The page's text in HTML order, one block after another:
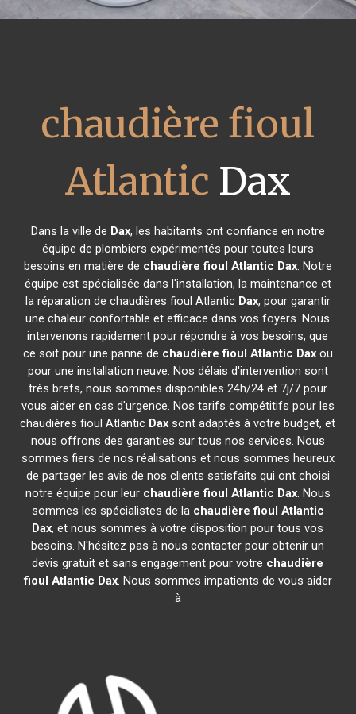
chaudière fioul
Atlantic Dax
Dans la ville de Dax, les habitants ont confiance en notre
équipe de plombiers expérimentés pour toutes leurs
besoins en matière de chaudière fioul Atlantic Dax. Notre
équipe est spécialisée dans l'installation, la maintenance et
la réparation de chaudières fioul Atlantic Dax, pour garantir
une chaleur confortable et efficace dans vos foyers. Nous
intervenons rapidement pour répondre à vos besoins, que
ce soit pour une panne de chaudière fioul Atlantic Daxou
pour une installation neuve. Nos délais d'intervention sont
très brefs, nous sommes disponibles 24h/24 et 7j/7 pour
vous aider en cas d'urgence. Nos tarifs compétitifs pour les
chaudières fioul Atlantic Dax sont adaptés à votre budget, et
nous offrons des garanties sur tous nos services. Nous
sommes fiers de nos réalisations et nous sommes heureux
de partager les avis de nos clients satisfaits qui ont choisi
notre équipe pour leur chaudière fioul Atlantic Dax. Nous
sommes les spécialistes de la chaudière fioul Atlantic
Dax, et nous sommes à votre disposition pour tous vos
besoins. N'hésitez pas à nous contacter pour obtenir un
devis gratuit et sans engagement pour votre chaudière
fioul Atlantic Dax. Nous sommes impatients de vous aider
à